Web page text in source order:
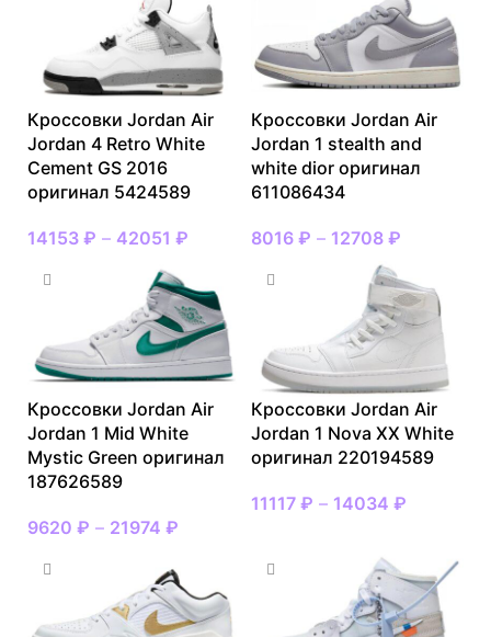
Кроссовки Jordan Air
Jordan 4 Retro White
Cement GS 2016
оригинал 5424589
14153 ₽ – 42051 ₽
Кроссовки Jordan Air
Jordan 1 stealth and
white dior оригинал
611086434
8016 ₽ – 12708 ₽
Кроссовки Jordan Air
Jordan 1 Mid White
Mystic Green оригинал
187626589
9620 ₽ – 21974 ₽
Кроссовки Jordan Air
Jordan 1 Nova XX White
оригинал 220194589
11117 ₽ – 14034 ₽